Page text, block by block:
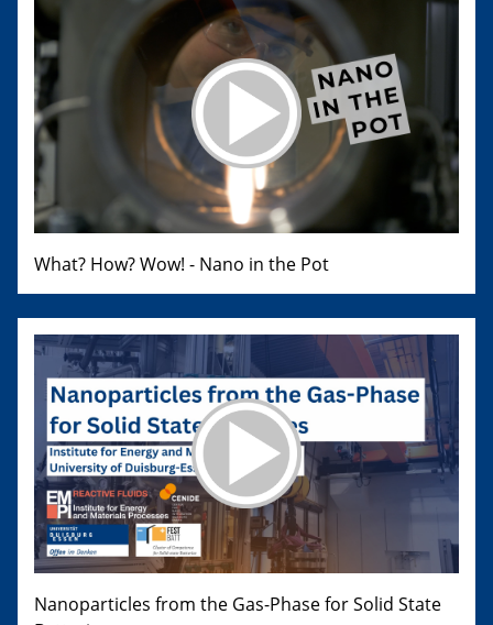
What? How? Wow! - Nano in the Pot
Nanoparticles from the Gas-Phase for Solid State